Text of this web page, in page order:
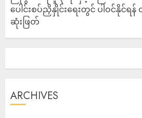
ပေါင်းစပ်ညှိနှိုင်းရေးတွင် ပါဝင်နိုင်ရန်
ဆုံးဖြတ်
ARCHIVES